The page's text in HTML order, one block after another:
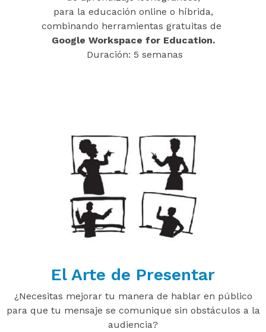
para la educación online o híbrida,
combinando herramientas gratuitas de
Google Workspace for Education.
Duración: 5 semanas
El Arte de Presentar
¿Necesitas mejorar tu manera de hablar en público
para que tu mensaje se comunique sin obstáculos a la
audiencia?